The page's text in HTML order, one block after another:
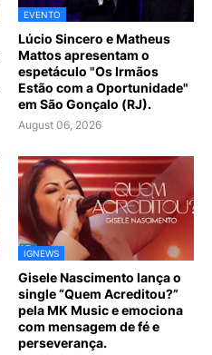
EVENTO
Lúcio Sincero e Matheus
Mattos apresentam o
espetáculo "Os Irmãos
Estão com a Oportunidade"
em São Gonçalo (RJ).
August 06, 2026
IGNEWS
Gisele Nascimento lança o
single “Quem Acreditou?”
pela MK Music e emociona
com mensagem de fé e
perseverança.